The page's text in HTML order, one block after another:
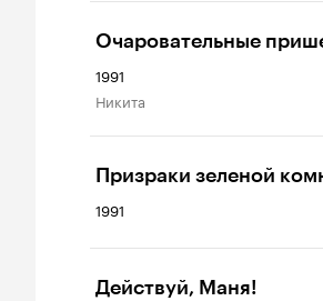
Очаровательные
1991
Никита
Призраки зеленой
1991
Действуй, Маня!